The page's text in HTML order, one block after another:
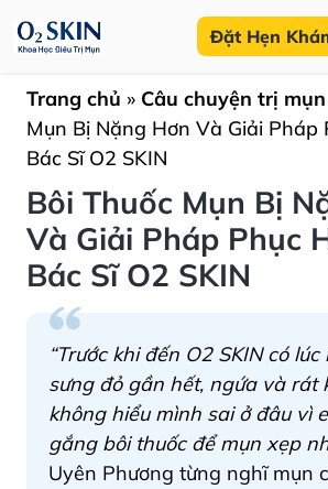
Đặt Hẹn
Trang chủ » Câu chuyện trị mụn
Mụn Bị Nặng Hơn Và Giải Pháp
Bác Sĩ O2 SKIN
Bôi Thuốc Mụn Bị
Và Giải Pháp Phục
Bác Sĩ O2 SKIN
“Trước khi đến O2 SKIN có
sưng đỏ gần hết, ngứa và rát
không hiểu mình sai ở đâu vì
gắng bôi thuốc để mụn xẹp
Uyên Phương từng nghĩ mụn